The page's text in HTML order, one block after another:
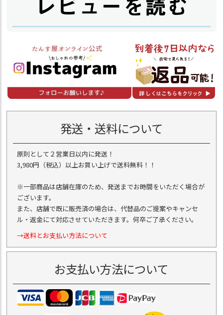
発送・送料について
原則として２営業日以内に発送！
3,980円（税込）以上お買い上げで送料無料！！
※一部商品は店舗在庫のため、発送までお時間をいただく場合が
ございます。
また、店舗で既に販売済の場合は、代替品のご提案やキャンセ
ル・返金にて対応させていただきます。何卒ご了承ください。
→送料とお支払い方法について
お支払い方法について